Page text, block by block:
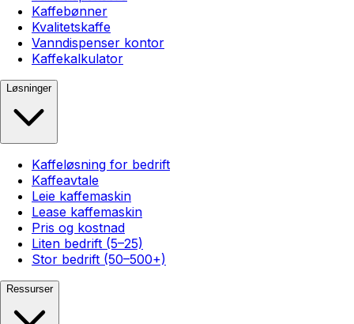
Kaffebønner
Kvalitetskaffe
Vanndispenser kontor
Kaffekalkulator
Løsninger
Kaffeløsning for bedrift
Kaffeavtale
Leie kaffemaskin
Lease kaffemaskin
Pris og kostnad
Liten bedrift (5–25)
Stor bedrift (50–500+)
Ressurser